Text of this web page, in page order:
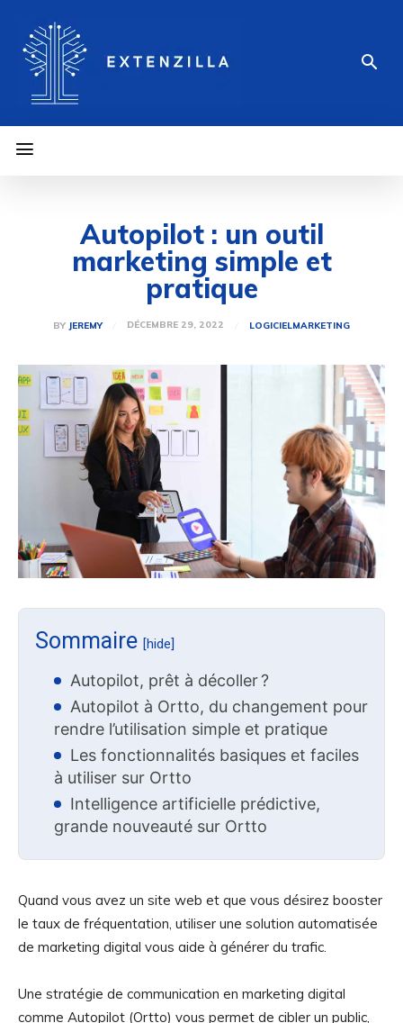
Autopilot : un outil
marketing simple et
pratique
BY JEREMY DÉCEMBRE 29, 2022 LOGICIELMARKETING
Sommaire [hide]
Autopilot, prêt à décoller ?
Autopilot à Ortto, du changement pour
rendre l’utilisation simple et pratique
Les fonctionnalités basiques et faciles
à utiliser sur Ortto
Intelligence artificielle prédictive,
grande nouveauté sur Ortto
Quand vous avez un site web et que vous désirez booster
le taux de fréquentation, utiliser une solution automatisée
de marketing digital vous aide à générer du trafic.
Une stratégie de communication en marketing digital
comme Autopilot (Ortto) vous permet de cibler un public,